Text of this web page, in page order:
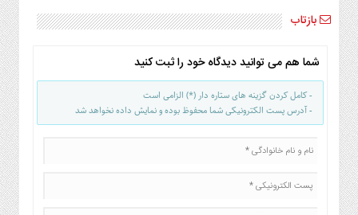
بازتاب
شما هم می توانید دیدگاه خود را ثبت کنید
- کامل کردن گزینه های ستاره دار (*) الزامی است
- آدرس پست الکترونیکی شما محفوظ بوده و نمایش داده نخواهد شد